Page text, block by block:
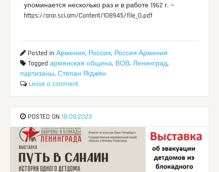
упоминается несколько раз и в работе 1962 г. —
https://arar.sci.am/Content/108945/file_0.pdf
Posted inАрмения, Россия, Россия-Армения
Taggedармянская община, ВОВ,Ленинград,
партизаны,Степан Ягджян
Leave a comment
POSTED ON18.09.2023